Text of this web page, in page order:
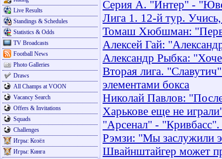
Live Results
Standings & Schedules
Statistics & Odds
TV Broadcasts
Football News
Photo Galleries
Draws
All Champs at VOON
Vacancy Search
Offers & Invitations
Squads
Challenges
Игры: Козёл
Игры: Кинга
Серия А. "Интер" -
Лига 1. 12-й тур.
Томаш Хюбшман:
Алексей Гай:
Александр Рыбка:
Вторая лига.
элементами бокса
Николай Павлов:
Харькове еще не
"Арсенал" -
Рэмзи: "Мы заслужили
Швайнштайгер может